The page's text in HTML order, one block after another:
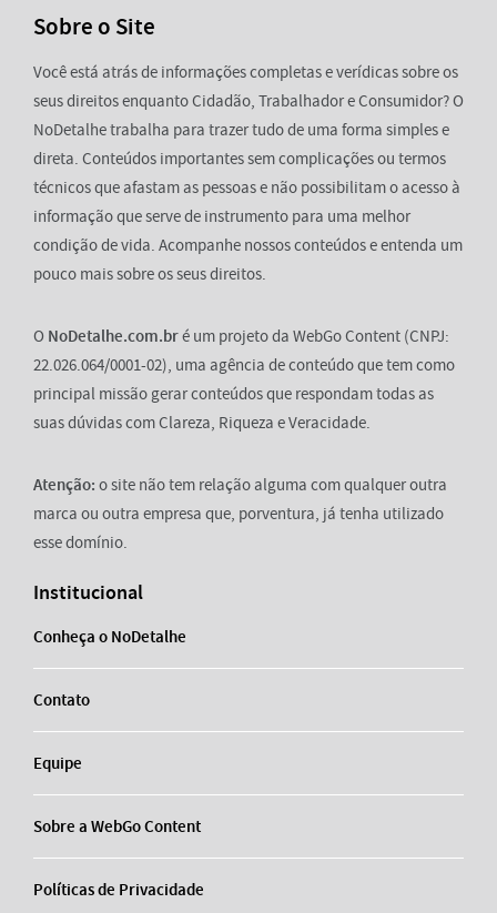
Sobre o Site
Você está atrás de informações completas e verídicas sobre os
seus direitos enquanto Cidadão, Trabalhador e Consumidor? O
NoDetalhe trabalha para trazer tudo de uma forma simples e
direta. Conteúdos importantes sem complicações ou termos
técnicos que afastam as pessoas e não possibilitam o acesso à
informação que serve de instrumento para uma melhor
condição de vida. Acompanhe nossos conteúdos e entenda um
pouco mais sobre os seus direitos.
O NoDetalhe.com.bré um projeto da WebGo Content (CNPJ:
22.026.064/0001-02), uma agência de conteúdo que tem como
principal missão gerar conteúdos que respondam todas as
suas dúvidas com Clareza, Riqueza e Veracidade.
Atenção: o site não tem relação alguma com qualquer outra
marca ou outra empresa que, porventura, já tenha utilizado
esse domínio.
Institucional
Conheça o NoDetalhe
Contato
Equipe
Sobre a WebGo Content
Políticas de Privacidade